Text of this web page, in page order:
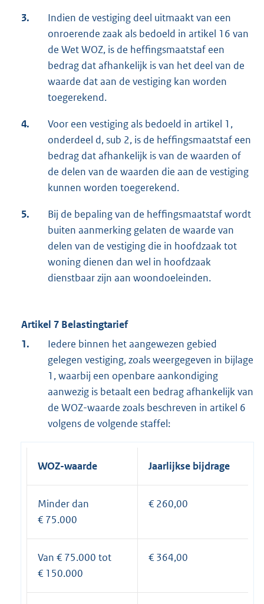
3.
Indien de vestiging deel uitmaakt van een
onroerende zaak als bedoeld in artikel 16 van
de Wet WOZ, is de heffingsmaatstaf een
bedrag dat afhankelijk is van het deel van de
waarde dat aan de vestiging kan worden
toegerekend.
4.
Voor een vestiging als bedoeld in artikel 1,
onderdeel d, sub 2, is de heffingsmaatstaf een
bedrag dat afhankelijk is van de waarden of
de delen van de waarden die aan de vestiging
kunnen worden toegerekend.
5.
Bij de bepaling van de heffingsmaatstaf wordt
buiten aanmerking gelaten de waarde van
delen van de vestiging die in hoofdzaak tot
woning dienen dan wel in hoofdzaak
dienstbaar zijn aan woondoeleinden.
Artikel 7 Belastingtarief
1.
Iedere binnen het aangewezen gebied
gelegen vestiging, zoals weergegeven in bijlage
1, waarbij een openbare aankondiging
aanwezig is betaalt een bedrag afhankelijk van
de WOZ-waarde zoals beschreven in artikel 6
volgens de volgende staffel:
WOZ-waarde Jaarlijkse bijdrage
Minder dan
€ 75.000
€ 260,00
Van € 75.000 tot
€ 150.000
€ 364,00